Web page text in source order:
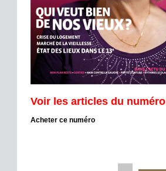
Voir les articles du numéro
Acheter ce numéro